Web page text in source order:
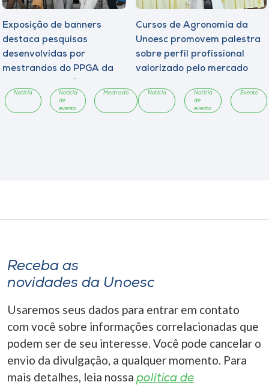
Exposição de banners
destaca pesquisas
desenvolvidas por
mestrandos do PPGA da
Notícia
Notícia
de
evento
Mestrado
Cursos de Agronomia da
Unoesc promovem palestra
sobre perfil profissional
valorizado pelo mercado
Notícia
Notícia
de
evento
Evento
Receba as
novidades da Unoesc
Usaremos seus dados para entrar em contato
com você sobre informações correlacionadas que
podem ser de seu interesse. Você pode cancelar o
envio da divulgação, a qualquer momento. Para
mais detalhes, leia nossa política de